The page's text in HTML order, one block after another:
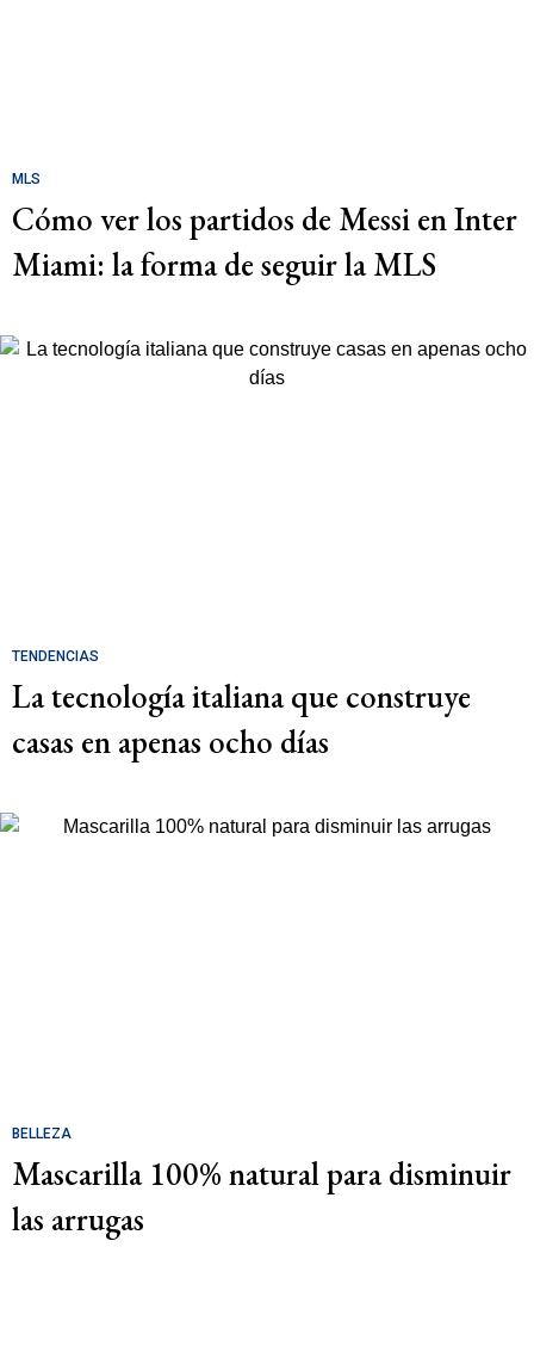
MLS
Cómo ver los partidos de Messi en Inter
Miami: la forma de seguir la MLS
TENDENCIAS
La tecnología italiana que construye
casas en apenas ocho días
BELLEZA
Mascarilla 100% natural para disminuir
las arrugas